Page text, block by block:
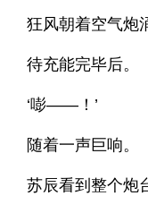
狂风朝着空气炮
待充能完毕后。
‘嘭——！’
随着一声巨响。
苏辰看到整个炮